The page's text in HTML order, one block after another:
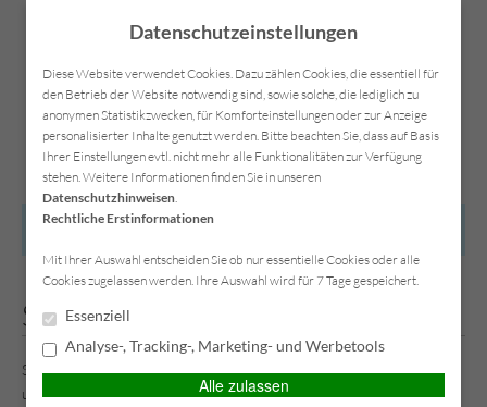
Kontakt Anfahrt Datenschutz Impressum
HAUPTMENÜ
Schaden melden
Sie haben einen Schaden zu melden? Dann nutzen Sie einfach
unseren Schaden-Service und füllen bitte das nachfolgende
Datenschutzeinstellungen
Diese Website verwendet Cookies. Dazu zählen Cookies, die essentiell für
den Betrieb der Website notwendig sind, sowie solche, die lediglich zu
anonymen Statistikzwecken, für Komforteinstellungen oder zur Anzeige
personalisierter Inhalte genutzt werden. Bitte beachten Sie, dass auf Basis
Ihrer Einstellungen evtl. nicht mehr alle Funktionalitäten zur Verfügung
stehen. Weitere Informationen finden Sie in unseren
Datenschutzhinweisen.
Rechtliche Erstinformationen
Mit Ihrer Auswahl entscheiden Sie ob nur essentielle Cookies oder alle
Cookies zugelassen werden. Ihre Auswahl wird für 7 Tage gespeichert.
Essenziell
Analyse-, Tracking-, Marketing- und Werbetools
Alle zulassen